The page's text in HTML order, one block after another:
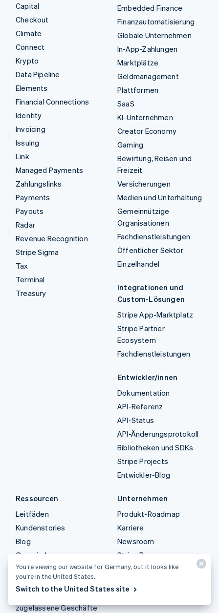
Capital
Checkout
Climate
Connect
Krypto
Data Pipeline
Elements
Financial Connections
Identity
Invoicing
Issuing
Link
Managed Payments
Zahlungslinks
Payments
Payouts
Radar
Revenue Recognition
Stripe Sigma
Tax
Terminal
Treasury
Embedded Finance
Finanzautomatisierung
Globale Unternehmen
In-App-Zahlungen
Marktplätze
Geldmanagement
Plattformen
SaaS
KI-Unternehmen
Creator Economy
Gaming
Bewirtung, Reisen und
Freizeit
Versicherungen
Medien und Unterhaltung
Gemeinnützige
Organisationen
Fachdienstleistungen
Öffentlicher Sektor
Einzelhandel
Integrationen und
Custom-Lösungen
Stripe App-Marktplatz
Stripe Partner
Ecosystem
Fachdienstleistungen
Entwickler/innen
Dokumentation
API-Referenz
API-Status
API-Änderungsprotokoll
Bibliotheken und SDKs
Stripe Projects
Entwickler-Blog
Ressourcen
Leitfäden
Kundenstories
Blog
Gemeinde
Stripe Sessions
Datenschutz und AGB
zugelassene Geschäfte
Unternehmen
Produkt-Roadmap
Karriere
Newsroom
Stripe Press
Sales-Team kontaktieren
You’re viewing our website for Germany, but it looks like
you’re in the United States.
Switch to the United States site